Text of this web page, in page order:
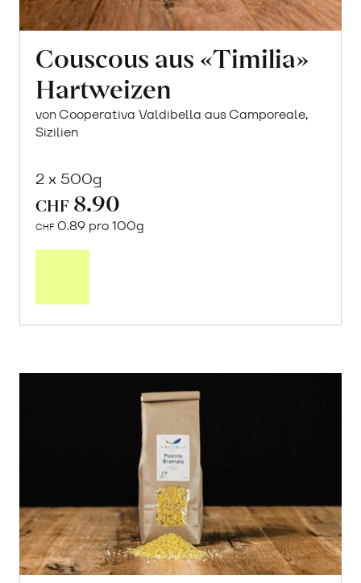
Couscous aus «Timilia»
Hartweizen
von Cooperativa Valdibella aus Camporeale,
Sizilien
2 x 500g
CHF 8.90
CHF 0.89 pro 100g